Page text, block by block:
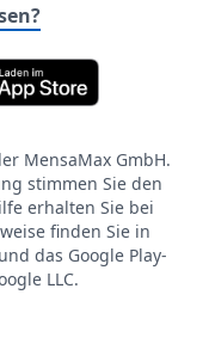
MensaMax GmbH.
stimmen Sie den
erhalten Sie bei
finden Sie in
das Google Play-
LLC.